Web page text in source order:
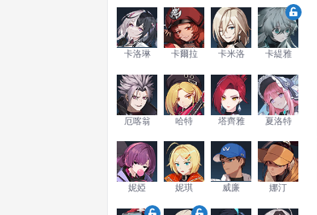
卡洛琳 卡爾拉 卡米洛 卡緹雅
厄喀翁 哈特 塔齊雅 夏洛特
妮婭 妮琪 威廉 娜汀